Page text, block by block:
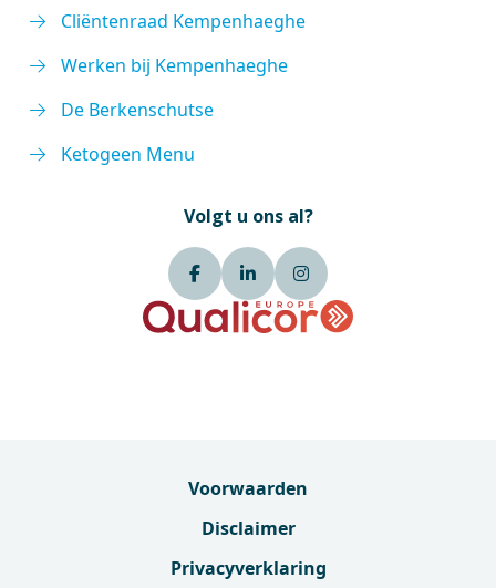
Cliëntenraad Kempenhaeghe
Werken bij Kempenhaeghe
De Berkenschutse
Ketogeen Menu
Volgt u ons al?
Voorwaarden
Disclaimer
Privacyverklaring